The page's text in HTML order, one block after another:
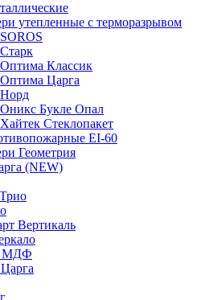
утепленные с терморазрывом
Классик
Царга
Букле Опал
Стеклопакет
EI-60
Геометрия
(NEW)
Вертикаль
МДФ